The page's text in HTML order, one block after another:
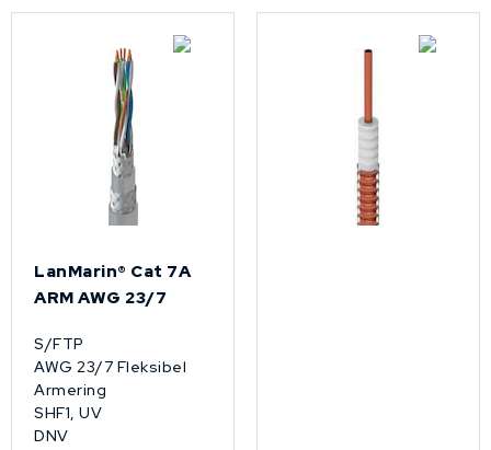
LanMarin® Cat 7A
ARM AWG 23/7
S/FTP
AWG 23/7 Fleksibel
Armering
SHF1, UV
DNV